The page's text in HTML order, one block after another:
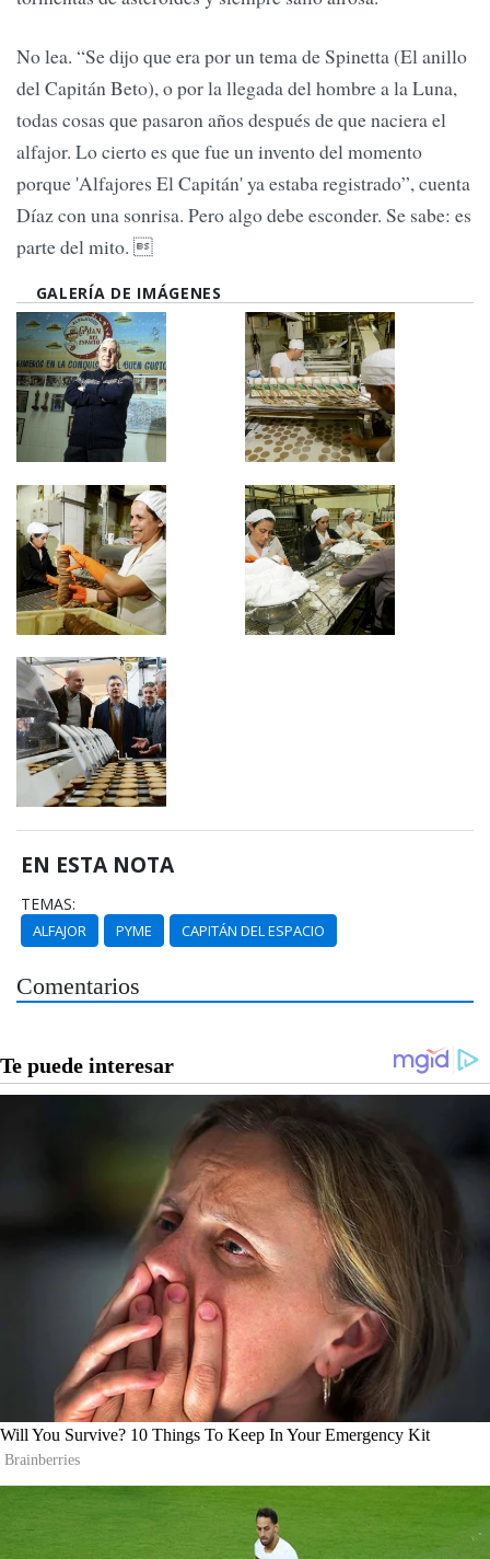
No lea. “Se dijo que era por un tema de Spinetta (El anillo
del Capitán Beto), o por la llegada del hombre a la Luna,
todas cosas que pasaron años después de que naciera el
alfajor. Lo cierto es que fue un invento del momento
porque 'Alfajores El Capitán' ya estaba registrado”, cuenta
Díaz con una sonrisa. Pero algo debe esconder. Se sabe: es
parte del mito. 
GALERÍA DE IMÁGENES
EN ESTA NOTA
TEMAS:
ALFAJOR PYME CAPITÁN DEL ESPACIO
Comentarios